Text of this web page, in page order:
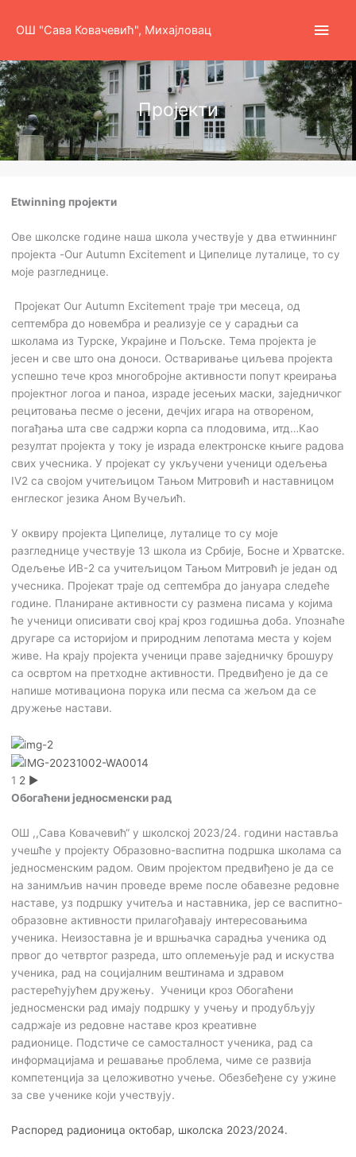
ОШ "Сава Ковачевић", Михајловац
Пројекти
Etwinning пројекти
Ове школске године наша школа учествује у два етwиннинг
пројекта -Our Autumn Excitement и Ципелице луталице, то су
моје разгледнице.
Пројекат Our Autumn Excitement траје три месеца, од
септембра до новембра и реализује се у сарадњи са
школама из Турске, Украјине и Пољске. Тема пројекта је
јесен и све што она доноси. Остваривање циљева пројекта
успешно тече кроз многобројне активности попут креирања
пројектног логоа и паноа, израде јесењих маски, заједничког
рецитовања песме о јесени, дечјих игара на отвореном,
погађања шта све садржи корпа са плодовима, итд…Као
резултат пројекта у току је израда електронске књиге радова
свих учесника. У пројекат су укључени ученици одељења
IV2 са својом учитељицом Тањом Митровић и наставницом
енглеског језика Аном Вучељић.
У оквиру пројекта Ципелице, луталице то су моје
разгледнице учествује 13 школа из Србије, Босне и Хрватске.
Одељење ИВ-2 са учитељицом Тањом Митровић је један од
учесника. Пројекат траје од септембра до јануара следеће
године. Планиране активности су размена писама у којима
ће ученици описивати свој крај кроз годишња доба. Упознаће
другаре са историјом и природним лепотама места у којем
живе. На крају пројекта ученици праве заједничку брошуру
са освртом на претходне активности. Предвиђено је да се
напише мотивациона порука или песма са жељом да се
дружење настави.
1 2 ►
Обогаћени једносменски рад
ОШ ,,Сава Ковачевић“ у школској 2023/24. години наставља
учешће у пројекту Образовно-васпитна подршка школама са
једносменским радом. Овим пројектом предвиђено је да се
на занимљив начин проведе време после обавезне редовне
наставе, уз подршку учитеља и наставника, јер се васпитно-
образовне активности прилагођавају интересовањима
ученика. Неизоставна је и вршњачка сарадња ученика од
првог до четвртог разреда, што оплемењује рад и искуства
ученика, рад на социјалним вештинама и здравом
растерећујућем дружењу. Ученици кроз Обогаћени
једносменски рад имају подршку у учењу и продубљују
садржаје из редовне наставе кроз креативне
радионице. Подстиче се самосталност ученика, рад са
информацијама и решавање проблема, чиме се развија
компетенција за целоживотно учење. Обезбеђене су ужине
за све ученике који учествују.
Распоред радионица октобар, школска 2023/2024.